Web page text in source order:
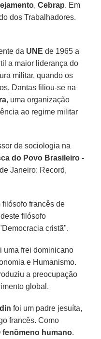
,Cebrap. Em
dos Trabalhadores.
da UNE de 1965 a
a maior liderança do
militar, quando os
Dantas filiou-se na
, uma organização
ao regime militar
de sociologia na
do Povo Brasileiro -
Janeiro: Record,
filósofo francês de
filósofo
cristã".
uma frei dominicano
e Humanismo.
a preocupação
global.
foi um padre jesuíta,
francês. Como
fenômeno humano.